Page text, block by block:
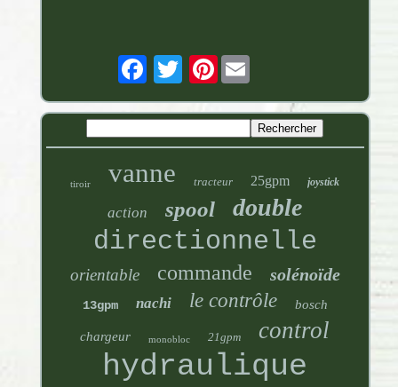
Pinterest
tiroir vanne tracteur 25gpm joystick
action spool double
directionnelle
orientable commande solénoïde
13gpm nachi le contrôle bosch
chargeur monobloc 21gpm control
hydraulique